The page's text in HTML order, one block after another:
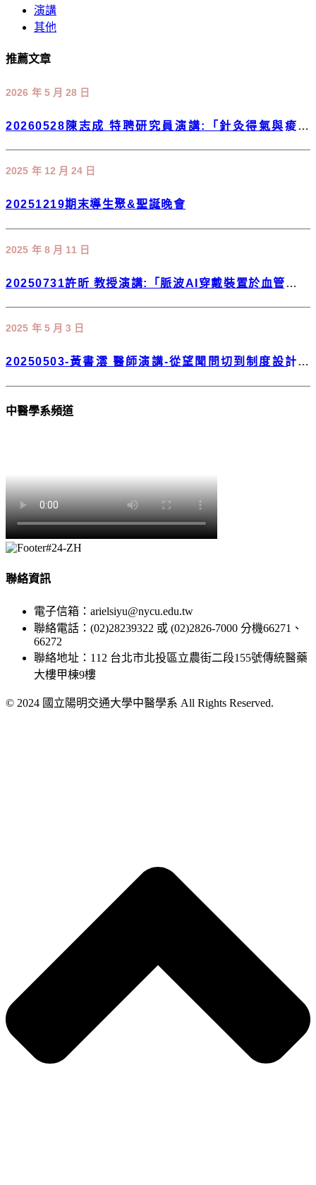
演講
其他
推薦文章
2026 年 5 月 28 日
20260528陳志成 特聘研究員演講:「針灸得氣與痠覺
2025 年 12 月 24 日
20251219期末導生聚&聖誕晚會
2025 年 8 月 11 日
20250731許昕 教授演講:「脈波AI穿戴裝置於血管健康
2025 年 5 月 3 日
20250503-黃書澐 醫師演講-從望聞問切到制度設計：
中醫學系頻道
聯絡資訊
電子信箱：arielsiyu@nycu.edu.tw
聯絡電話：(02)28239322 或 (02)2826-7000 分機66271、
66272
聯絡地址：112 台北市北投區立農街二段155號傳統醫藥
大樓甲棟9樓
© 2024 國立陽明交通大學中醫學系 All Rights Reserved.